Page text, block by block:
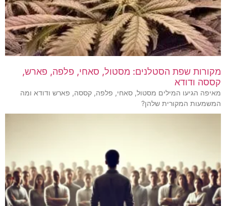
מקורות שפת הסטלנים: מסטול, סאחי, פלפה, פארש,
קססה ודודא
מאיפה הגיעו המילים מסטול, סאחי, פלפה, קססה, פארש ודודא ומה
המשמעות המקורית שלהן?